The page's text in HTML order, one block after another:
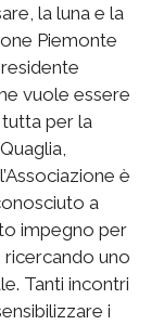
la luna e la
Piemonte
vuole essere
per la
è
a
impegno per
uno
Tanti incontri
i